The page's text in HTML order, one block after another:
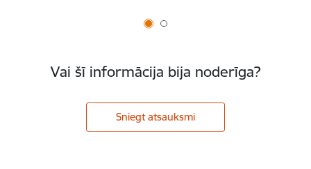
Vai šī informācija bija noderīga?
Sniegt atsauksmi